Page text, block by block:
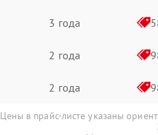
3 года
2 года
2 года
Цены в прайс-листе указаны